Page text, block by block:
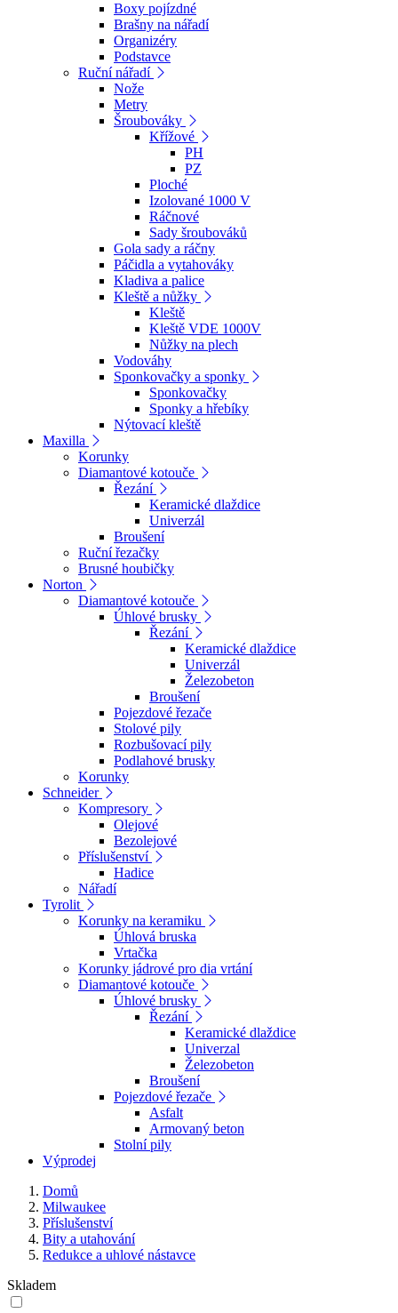
Boxy pojízdné
Brašny na nářadí
Organizéry
Podstavce
Ruční nářadí
Nože
Metry
Šroubováky
Křížové
PH
PZ
Ploché
Izolované 1000 V
Ráčnové
Sady šroubováků
Gola sady a ráčny
Páčidla a vytahováky
Kladiva a palice
Kleště a nůžky
Kleště
Kleště VDE 1000V
Nůžky na plech
Vodováhy
Sponkovačky a sponky
Sponkovačky
Sponky a hřebíky
Nýtovací kleště
Maxilla
Korunky
Diamantové kotouče
Řezání
Keramické dlaždice
Univerzál
Broušení
Ruční řezačky
Brusné houbičky
Norton
Diamantové kotouče
Úhlové brusky
Řezání
Keramické dlaždice
Univerzál
Železobeton
Broušení
Pojezdové řezače
Stolové pily
Rozbušovací pily
Podlahové brusky
Korunky
Schneider
Kompresory
Olejové
Bezolejové
Příslušenství
Hadice
Nářadí
Tyrolit
Korunky na keramiku
Úhlová bruska
Vrtačka
Korunky jádrové pro dia vrtání
Diamantové kotouče
Úhlové brusky
Řezání
Keramické dlaždice
Univerzal
Železobeton
Broušení
Pojezdové řezače
Asfalt
Armovaný beton
Stolní pily
Výprodej
Domů
Milwaukee
Příslušenství
Bity a utahování
Redukce a uhlové nástavce
Skladem